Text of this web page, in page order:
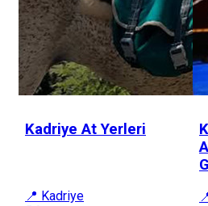
Kadriye At Yerleri
📍 Kadriye